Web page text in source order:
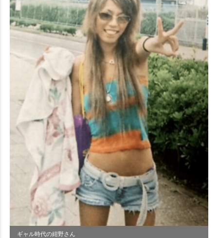
ギャル時代の紺野さん